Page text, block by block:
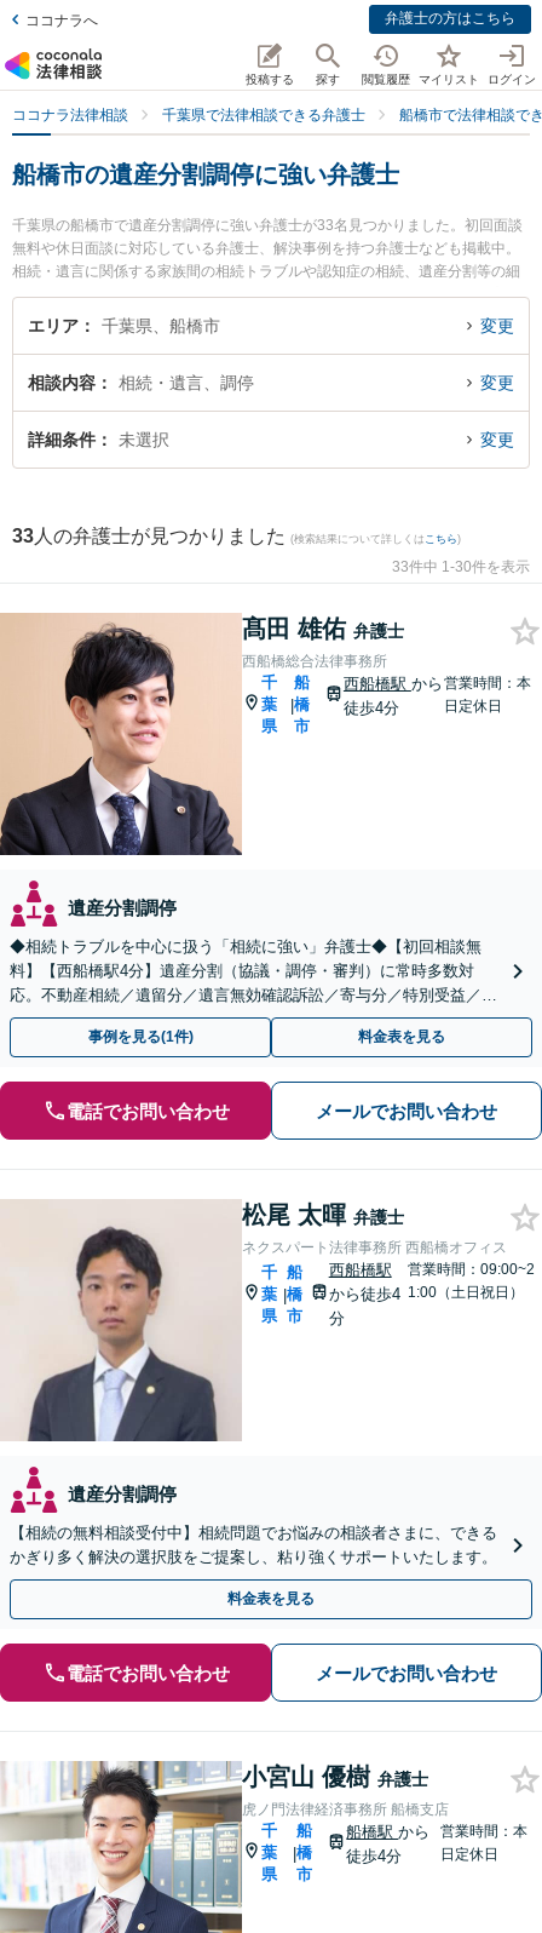
ココナラへ 弁護士の方はこちら
投稿する 探す 閲覧履歴 マイリスト ログイン
ココナラ法律相談 千葉県で法律相談できる弁護士 船橋市で法律相談で
船橋市の遺産分割調停に強い弁護士
千葉県の船橋市で遺産分割調停に強い弁護士が33名見つかりました。初回面談
無料や休日面談に対応している弁護士、解決事例を持つ弁護士なども掲載中。
相続・遺言に関係する家族間の相続トラブルや認知症の相続、遺産分割等の細
かな分野での絞り込み検索もでき便利です。特に西船橋総合法律事務所の髙田
雄佑弁護士やネクスパート法律事務所 西船橋オフィスの松尾 太暉弁護士、虎ノ
調停のトラブルを今すぐに弁護士に相談したい』『遺産分割調停のトラブル解
決の実績豊富な近くの弁護士を検索したい』『初回相談無料で遺産分割調停を
法律相談できる船橋市内の弁護士に相談予約したい』などでお困りの相談者さ
エリア 千葉県、船橋市 変更
相談内容 相続・遺言、調停 変更
詳細条件 未選択 変更
33 人の弁護士が見つかりました (検索結果について詳しくは こちら)
33件中 1-30件を表示
髙田 雄佑 弁護士
西船橋総合法律事務所
千
葉
県
|
船
橋
市
西船橋駅 から
徒歩4分
営業時間：本
日定休日
遺産分割調停
◆相続トラブルを中心に扱う「相続に強い」弁護士◆【初回相談無
料】【西船橋駅4分】遺産分割（協議・調停・審判）に常時多数対
応。不動産相続／遺留分／遺言無効確認訴訟／寄与分／特別受益／使
途不明金など複雑な案件もお任せください【夜間・土日相談◎】
事例を見る(1件) 料金表を見る
電話でお問い合わせ メールでお問い合わせ
松尾 太暉 弁護士
ネクスパート法律事務所 西船橋オフィス
千
葉
県
|
船
橋
市
西船橋駅
から徒歩4
分
営業時間：09:00~2
1:00（土日祝日）
遺産分割調停
【相続の無料相談受付中】相続問題でお悩みの相談者さまに、できる
かぎり多く解決の選択肢をご提案し、粘り強くサポートいたします。
料金表を見る
電話でお問い合わせ メールでお問い合わせ
小宮山 優樹 弁護士
虎ノ門法律経済事務所 船橋支店
千
葉
県
|
船
橋
市
船橋駅から
徒歩4分
営業時間：本
日定休日